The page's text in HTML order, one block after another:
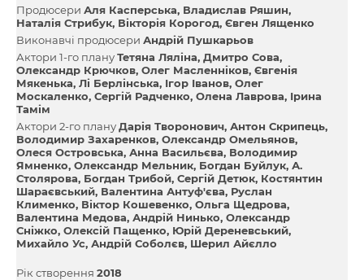
Продюсери Аля Касперська Владислав Ряшин
Наталія Стрибук Вікторія Корогод Євген Лященко
Виконавчі продюсери Андрій Пушкарьов
Актори 1-го плануТетяна Ляліна Дмитро Сова
Олександр Крючков Олег Масленніков Євгенія
Мякенька Лі Берлінська Ігор Іванов Олег
Москаленко Сергій Радченко Олена Лаврова Ірина
Тамім
Актори 2-го плануДарія Творонович Антон Скрипець
Володимир Захаренков Олександр Омельянов
Олеся Островська Анна Васильєва Володимир
Ямненко Олександр Мельник Богдан Буйлук А.
Столярова Богдан Трибой Сергій Детюк Костянтин
Шараєвський Валентина Антуф'єва Руслан
Клименко Віктор Кошевенко Ольга Щедрова
Валентина Медова Андрій Нинько Олександр
Сніжко Олексій Пащенко Юрій Дереневський
Михайло Ус Андрій Соболєв Шерил Айєлло
Рік створення 2018